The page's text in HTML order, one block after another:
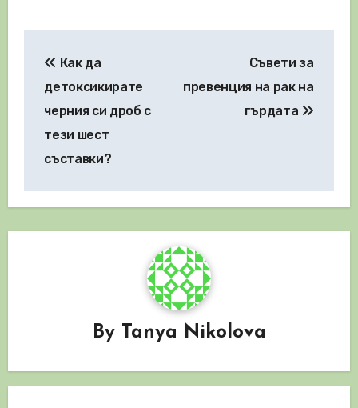
Как да
детоксикирате
черния си дроб с
тези шест
съставки?
Съвети за
превенция на рак на
гърдата
By Tanya Nikolova